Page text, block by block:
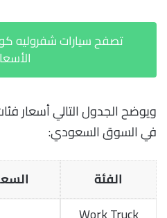
في السوق السعودي:
الفئة